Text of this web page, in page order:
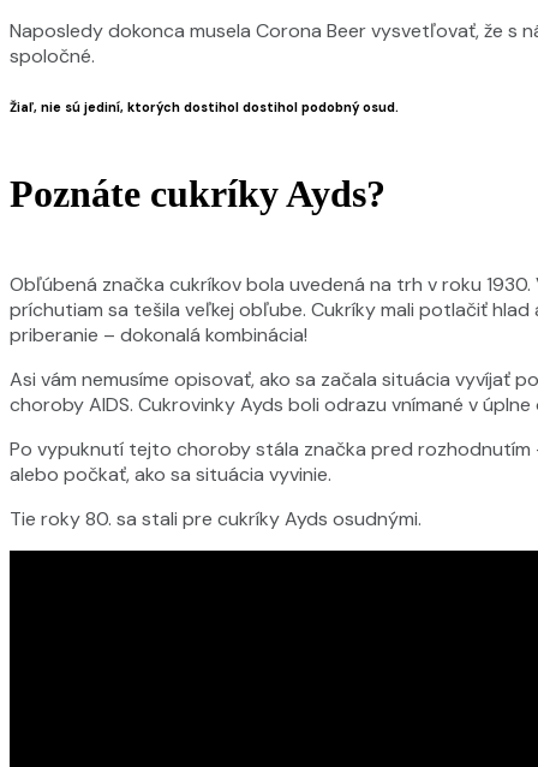
Naposledy dokonca musela Corona Beer vysvetľovať, že s
spoločné.
Žiaľ, nie sú jediní, ktorých dostihol dostihol podobný osud.
Poznáte cukríky Ayds?
Obľúbená značka cukríkov bola uvedená na trh v roku
príchutiam sa tešila veľkej obľube. Cukríky mali potlačiť hlad
priberanie – dokonalá kombinácia!
Asi vám nemusíme opisovať, ako sa začala situácia vyvíjať
choroby AIDS. Cukrovinky Ayds boli odrazu vnímané v
Po vypuknutí tejto choroby stála značka pred rozhodnutím
alebo počkať, ako sa situácia vyvinie.
Tie roky 80. sa stali pre cukríky Ayds osudnými.